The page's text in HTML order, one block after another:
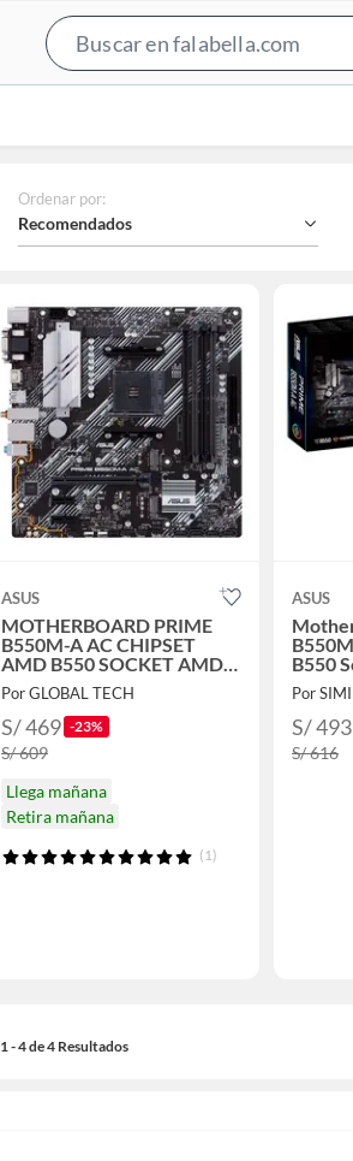
Ordenar por:
Recomendados
ASUS
MOTHERBOARD PRIME
B550M-A AC CHIPSET
AMD B550 SOCKET AMD
AM4
Por GLOBAL TECH
S/ 469 -23%
S/ 609
Llega mañana
Retira mañana
(1)
ASUS
B550
mATX
Por
S/ 493
S/ 616
1 - 4 de 4 Resultados